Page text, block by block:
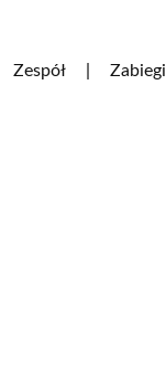
Zespół Zabiegi